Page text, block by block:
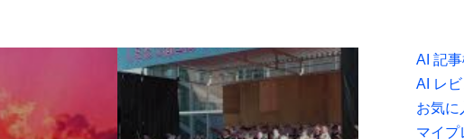
AI 記
AI レ
お気に
マイプ